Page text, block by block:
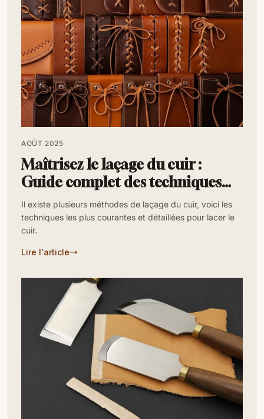
AOÛT 2025
Maîtrisez le laçage du cuir :
Guide complet des techniques
essentielles
Il existe plusieurs méthodes de laçage du cuir, voici les
techniques les plus courantes et détaillées pour lacer le
cuir.
Lire l'article